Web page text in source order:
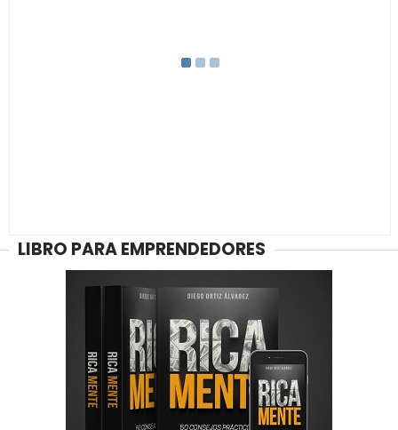
LIBRO PARA EMPRENDEDORES